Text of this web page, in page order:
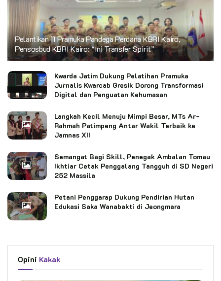
Pelantikan 11 Pramuka Pandega Perdana KBRI Kairo,
Pensosbud KBRI Kairo: “Ini Transfer Spirit”
Kwarda Jatim Dukung Pelatihan Pramuka
Jurnalis Kwarcab Gresik Dorong Transformasi
Digital dan Penguatan Kehumasan
Langkah Kecil Menuju Mimpi Besar, MTs Ar-
Rahmah Patimpeng Antar Wakil Terbaik ke
Jamnas XII
Semangat Bagi Skill, Penegak Ambalan Tomau
Ikhtiar Cetak Penggalang Tangguh di SD Negeri
252 Massila
Petani Penggarap Dukung Pendirian Hutan
Edukasi Saka Wanabakti di Jeongmara
Opini Kakak